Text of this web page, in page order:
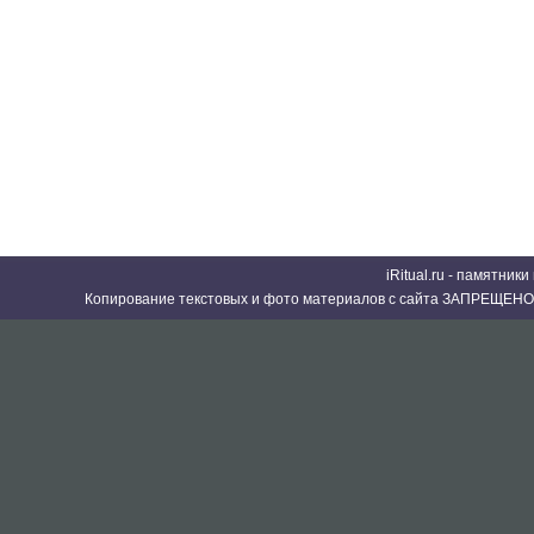
iRitual.ru -
Копирование текстовых и фото материалов с сайта